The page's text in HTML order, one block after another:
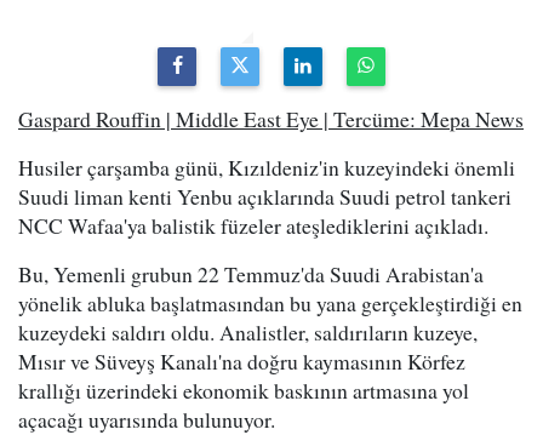
Gaspard Rouffin | Middle East Eye | Tercüme: Mepa News
Husiler çarşamba günü, Kızıldeniz'in kuzeyindeki önemli
Suudi liman kenti Yenbu açıklarında Suudi petrol tankeri
NCC Wafaa'ya balistik füzeler ateşlediklerini açıkladı.
Bu, Yemenli grubun 22 Temmuz'da Suudi Arabistan'a
yönelik abluka başlatmasından bu yana gerçekleştirdiği en
kuzeydeki saldırı oldu. Analistler, saldırıların kuzeye,
Mısır ve Süveyş Kanalı'na doğru kaymasının Körfez
krallığı üzerindeki ekonomik baskının artmasına yol
açacağı uyarısında bulunuyor.